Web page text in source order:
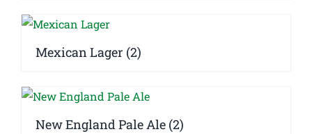
Mexican Lager (2)
New England Pale Ale (2)